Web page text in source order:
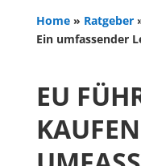
Home» Ratgeber
Ein umfassender
EU